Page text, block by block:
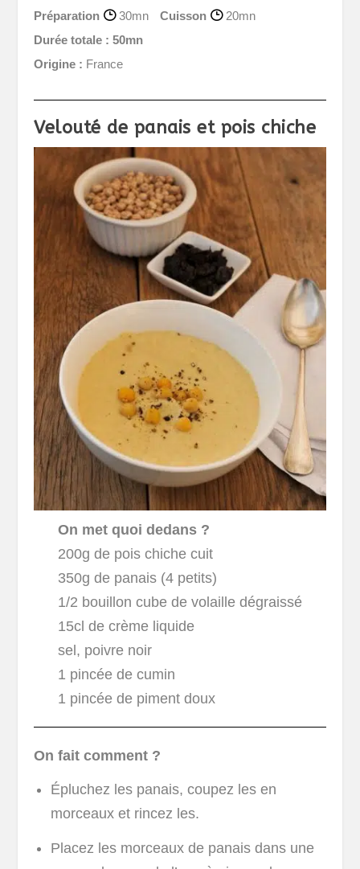
Préparation
30mn Cuisson
20mn
Durée totale : 50mn
Origine : France
Velouté de panais et pois chiche
On met quoi dedans ?
200g de pois chiche cuit
350g de panais (4 petits)
1/2 bouillon cube de volaille dégraissé
15cl de crème liquide
sel, poivre noir
1 pincée de cumin
1 pincée de piment doux
On fait comment ?
Épluchez les panais, coupez les en
morceaux et rincez les.
Placez les morceaux de panais dans une